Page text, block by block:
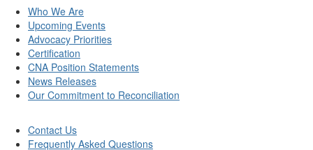
Who We Are
Upcoming Events
Advocacy Priorities
Certification
CNA Position Statements
News Releases
Our Commitment to Reconciliation
Contact Us
Frequently Asked Questions